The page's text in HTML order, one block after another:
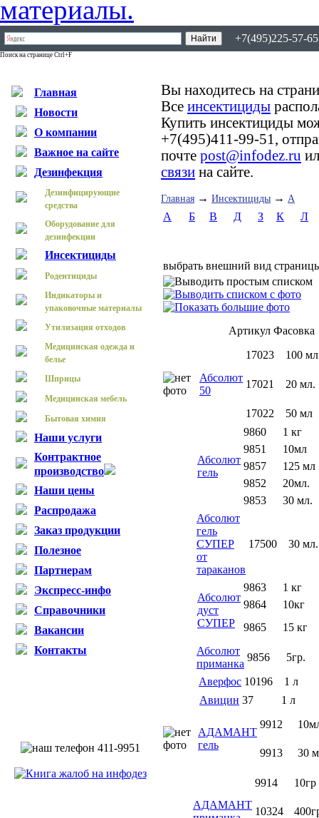
+7(495)225-57-
Поиск на странице Ctrl+F
Главная
Новости
О компании
Важное на сайте
Дезинфекция
Дезинфицирующие
средства
Оборудование для
дезинфекции
Инсектициды
Родентициды
Индикаторы и
упаковочные материалы
Утилизация отходов
Медицинская одежда и
белье
Шприцы
Медицинская мебель
Бытовая химия
Наши услуги
Контрактное
производство
Наши цены
Распродажа
Заказ продукции
Полезное
Партнерам
Экспресс-инфо
Справочники
Вакансии
Контакты
Вы находитесь на
Все инсектициды
Купить инсектициды
+7(495)411-99-51,
почте post@infodez.ru
связи на сайте.
Главная → Инсектициды → А
А Б В Д З К Л
выбрать внешний вид
Артикул Фасовка
Абсолют
50
17023 100 мл
17021 20 мл.
17022 50 мл
Абсолют
гель
9860
1 кг
9851
10мл
9857
125 мл
9852
20мл.
9853
30 мл.
Абсолют
гель
СУПЕР
от
тараканов
17500 30 мл.
Абсолют
дуст
СУПЕР
9863
1 кг
9864
10кг
9865
15 кг
Абсолют
приманка
9856
5гр.
Аверфос 10196
1 л
Авицин 37 1 л
АДАМАНТ
гель
9912
9913 30
АДАМАНТ
9914 10гр
10324